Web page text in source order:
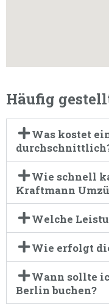
Häufig
Was kostet
Wie schnell
Kraftmann
Welche
Wie erfolgt
Wann sollte
Berlin buchen?